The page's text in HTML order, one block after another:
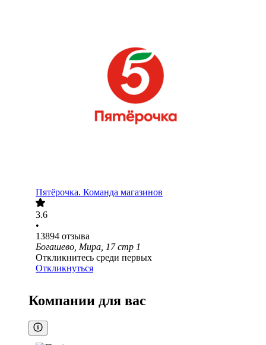
Пятёрочка. Команда магазинов
3.6
•
13894 отзыва
Богашево, Мира, 17 стр 1
Откликнитесь среди первых
Откликнуться
Компании для вас